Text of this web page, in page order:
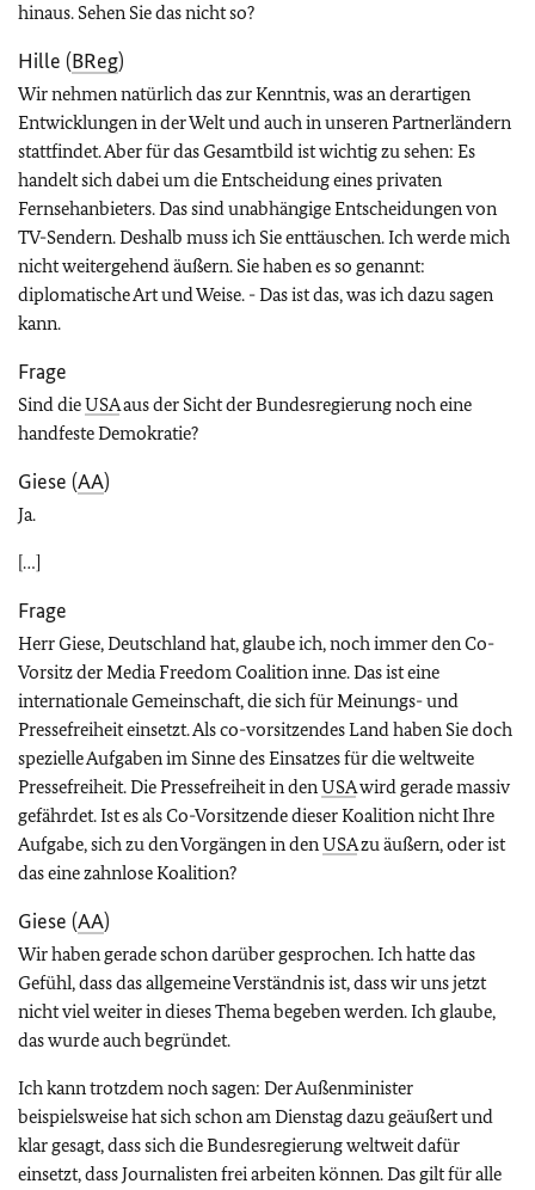
hinaus. Sehen Sie das nicht so?
Hille (BReg)
Wir nehmen natürlich das zur Kenntnis, was an derartigen
Entwicklungen in der Welt und auch in unseren Partnerländern
stattfindet. Aber für das Gesamtbild ist wichtig zu sehen: Es
handelt sich dabei um die Entscheidung eines privaten
Fernsehanbieters. Das sind unabhängige Entscheidungen von
TV-Sendern. Deshalb muss ich Sie enttäuschen. Ich werde mich
nicht weitergehend äußern. Sie haben es so genannt:
diplomatische Art und Weise. - Das ist das, was ich dazu sagen
kann.
Frage
Sind dieUSAaus der Sicht der Bundesregierung noch eine
handfeste Demokratie?
Giese (AA)
Ja.
[…]
Frage
Herr Giese, Deutschland hat, glaube ich, noch immer den Co-
Vorsitz der Media Freedom Coalition inne. Das ist eine
internationale Gemeinschaft, die sich für Meinungs- und
Pressefreiheit einsetzt. Als co-vorsitzendes Land haben Sie doch
spezielle Aufgaben im Sinne des Einsatzes für die weltweite
Pressefreiheit. Die Pressefreiheit in denUSAwird gerade massiv
gefährdet. Ist es als Co-Vorsitzende dieser Koalition nicht Ihre
Aufgabe, sich zu den Vorgängen in denUSAzu äußern, oder ist
das eine zahnlose Koalition?
Giese (AA)
Wir haben gerade schon darüber gesprochen. Ich hatte das
Gefühl, dass das allgemeine Verständnis ist, dass wir uns jetzt
nicht viel weiter in dieses Thema begeben werden. Ich glaube,
das wurde auch begründet.
Ich kann trotzdem noch sagen: Der Außenminister
beispielsweise hat sich schon am Dienstag dazu geäußert und
klar gesagt, dass sich die Bundesregierung weltweit dafür
einsetzt, dass Journalisten frei arbeiten können. Das gilt für alle